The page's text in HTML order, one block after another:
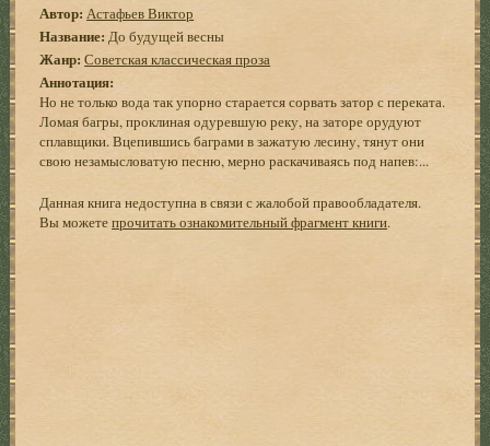
Автор: Астафьев Виктор
Название: До будущей весны
Жанр: Советская классическая проза
Аннотация:
Но не только вода так упорно старается сорвать затор с переката.
Ломая багры, проклиная одуревшую реку, на заторе орудуют
сплавщики. Вцепившись баграми в зажатую лесину, тянут они
свою незамысловатую песню, мерно раскачиваясь под напев:...
Данная книга недоступна в связи с жалобой правообладателя.
Вы можетепрочитать ознакомительный фрагмент книги.